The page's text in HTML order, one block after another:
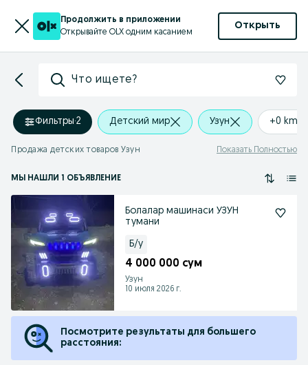
Продолжить в приложении
Открывайте OLX одним касанием
Открыть
Что ищете?
Фильтры·2 Детский мир Узун +0 km
Продажа детских товаров Узун Показать Полностью
МЫ НАШЛИ 1 ОБЪЯВЛЕНИЕ
Болалар машинаси УЗУН
тумани
Б/у
4 000 000 сум
Узун
10 июля 2026 г.
Посмотрите результаты для большего
расстояния: